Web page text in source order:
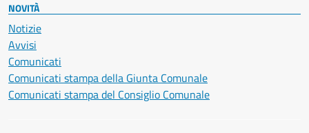
NOVITÀ
Notizie
Avvisi
Comunicati
Comunicati stampa della Giunta Comunale
Comunicati stampa del Consiglio Comunale